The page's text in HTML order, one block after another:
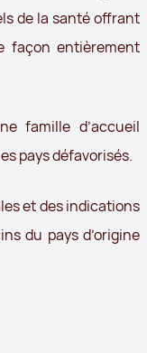
de la santé offrant
façon entièrement
famille d’accueil
pays défavorisés.
et des indications
du pays d’origine